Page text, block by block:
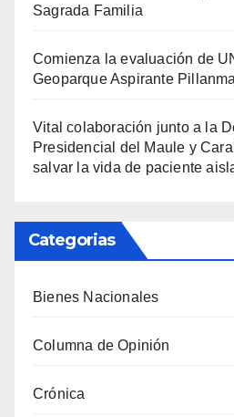
Sagrada Familia
Comienza la evaluación de
Geoparque Aspirante
Vital colaboración junto a la
Presidencial del Maule y
salvar la vida de paciente
Categorias
Bienes Nacionales
Columna de Opinión
Crónica